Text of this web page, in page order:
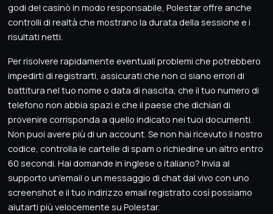
godi del casinò in modo responsabile, Polestar offre anche
controlli di realtà che mostrano la durata della sessione e i
risultati netti.
Per risolvere rapidamente eventuali problemi che potrebbero
impedirti di registrarti, assicurati che non ci siano errori di
battitura nel tuo nome o data di nascita, che il tuo numero di
telefono non abbia spazi e che il paese che dichiari di
provenire corrisponda a quello indicato nei tuoi documenti.
Non puoi avere più di un account. Se non hai ricevuto il nostro
codice, controlla le cartelle di spam o richiedine un altro entro
60 secondi. Hai domande in inglese o italiano? Invia al
supporto un'email o un messaggio di chat dal vivo con uno
screenshot e il tuo indirizzo email registrato così possiamo
aiutarti più velocemente su Polestar.